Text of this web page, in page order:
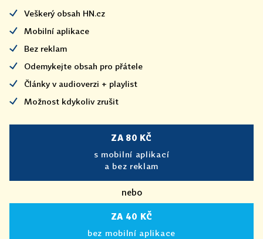
Veškerý obsah HN.cz
Mobilní aplikace
Bez reklam
Odemykejte obsah pro přátele
Články v audioverzi + playlist
Možnost kdykoliv zrušit
ZA 80 KČ
s mobilní aplikací
a bez reklam
nebo
ZA 40 KČ
bez mobilní aplikace